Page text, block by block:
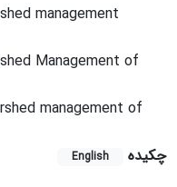
management
Management of
management of
چکیده
English